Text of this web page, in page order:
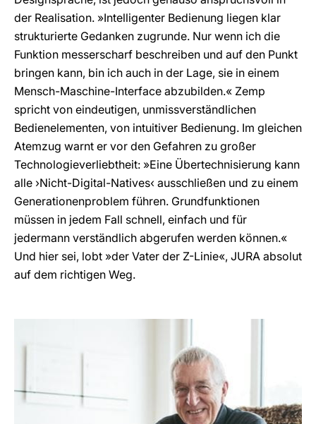
der Realisation. »Intelligenter Bedienung liegen klar
strukturierte Gedanken zugrunde. Nur wenn ich die
Funktion messerscharf beschreiben und auf den Punkt
bringen kann, bin ich auch in der Lage, sie in einem
Mensch-Maschine-Interface abzubilden.« Zemp
spricht von eindeutigen, unmissverständlichen
Bedienelementen, von intuitiver Bedienung. Im gleichen
Atemzug warnt er vor den Gefahren zu großer
Technologieverliebtheit: »Eine Übertechnisierung kann
alle ›Nicht-Digital-Natives‹ ausschließen und zu einem
Generationenproblem führen. Grundfunktionen
müssen in jedem Fall schnell, einfach und für
jedermann verständlich abgerufen werden können.«
Und hier sei, lobt »der Vater der Z-Linie«, JURA absolut
auf dem richtigen Weg.